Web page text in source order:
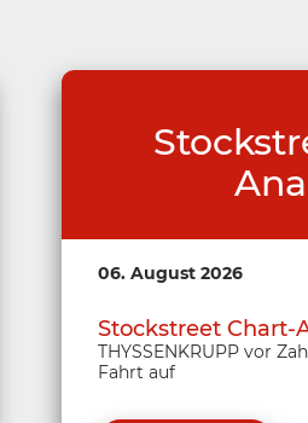
06. August 2026
Stockstreet Chart-
THYSSENKRUPP vor
Fahrt auf